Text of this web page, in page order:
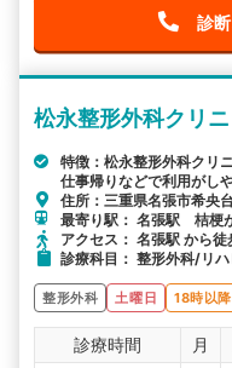
診
松永整形外科クリ
特徴：松永整形外科クリ
仕事帰りなどで利用がし
住所：三重県名張市希央
最寄り駅： 名張駅 桔梗
アクセス： 名張駅 から
診療科目： 整形外科/リ
整形外科 土曜日 18時以
診療時間 月